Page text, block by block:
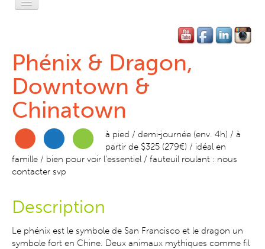
L'Esprit Privé
L'Esprit Léger
L'Esprit Libre
L'Esprit Pratique
L'Esprit SF
Contact-Réservation
Phénix & Dragon,
Downtown &
Chinatown
à pied / demi-journée (env. 4h) / à
partir de $325 (279€) / idéal en
famille / bien pour voir l'essentiel / fauteuil roulant : nous
contacter svp
Description
Le phénix est le symbole de San Francisco et le dragon un
symbole fort en Chine. Deux animaux mythiques comme fil